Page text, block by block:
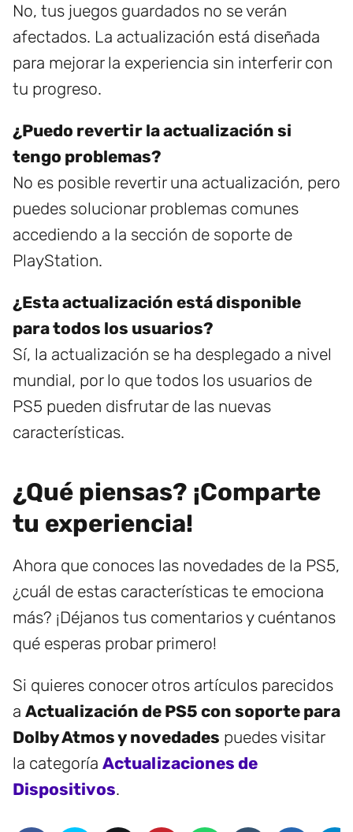
No, tus juegos guardados no se verán
afectados. La actualización está diseñada
para mejorar la experiencia sin interferir con
tu progreso.
¿Puedo revertir la actualización si
tengo problemas?
No es posible revertir una actualización, pero
puedes solucionar problemas comunes
accediendo a la sección de soporte de
PlayStation.
¿Esta actualización está disponible
para todos los usuarios?
Sí, la actualización se ha desplegado a nivel
mundial, por lo que todos los usuarios de
PS5 pueden disfrutar de las nuevas
características.
¿Qué piensas? ¡Comparte
tu experiencia!
Ahora que conoces las novedades de la PS5,
¿cuál de estas características te emociona
más? ¡Déjanos tus comentarios y cuéntanos
qué esperas probar primero!
Si quieres conocer otros artículos parecidos
a Actualización de PS5 con soporte para
Dolby Atmos y novedades puedes visitar
la categoría Actualizaciones de
Dispositivos.